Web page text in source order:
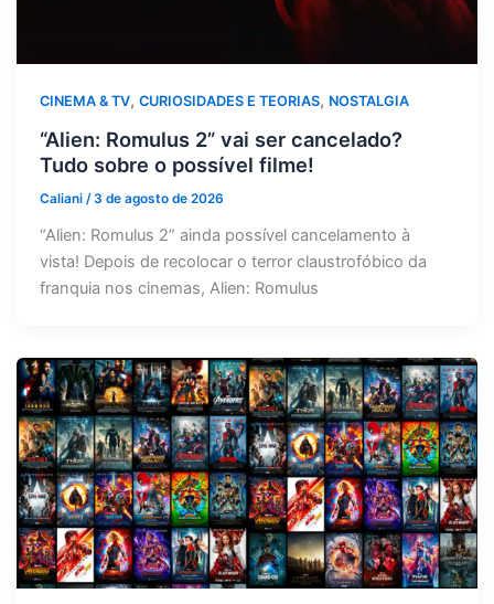
CINEMA & TV,CURIOSIDADES E TEORIAS, NOSTALGIA
“Alien: Romulus 2” vai ser cancelado?
Tudo sobre o possível filme!
Caliani/3 de agosto de 2026
“Alien: Romulus 2” ainda possível cancelamento à
vista! Depois de recolocar o terror claustrofóbico da
franquia nos cinemas, Alien: Romulus